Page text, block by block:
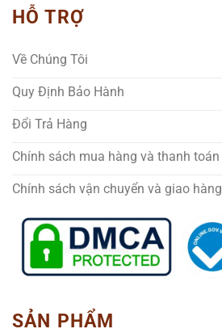
HỖ TRỢ
Về Chúng Tôi
Quy Định Bảo Hành
Đổi Trả Hàng
Chính sách mua hàng và thanh toán
Chính sách vận chuyển và giao hàng
SẢN PHẨM